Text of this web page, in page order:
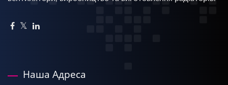
Наша Адреса